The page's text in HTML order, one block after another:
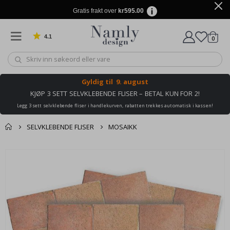
Gratis frakt over kr595.00
4.1 Basert på 1030 stemmer 0varer
Gyldig til 9. august
KJØP 3 SETT SELVKLEBENDE FLISER – BETAL KUN FOR 2!
Legg 3 sett selvklebende fliser i handlekurven, rabatten trekkes automatisk i kassen!
SELVKLEBENDE FLISER MOSAIKK
bildegalleri